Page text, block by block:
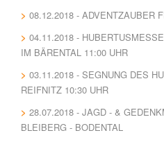
08.12.2018 - ADVENTZAUBER
04.11.2018 -
IM BÄRENTAL 11:00 UHR
03.11.2018 - SEGNUNG DES
REIFNITZ 10:30 UHR
28.07.2018 - JAGD - &
BLEIBERG - BODENTAL